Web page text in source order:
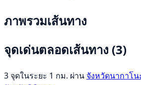
ภาพรวมเส้นทาง
จุดเด่นตลอดเส้นทาง (3)
3 จุดในระยะ 1 กม. ผ่าน จังหวัดนากาโน